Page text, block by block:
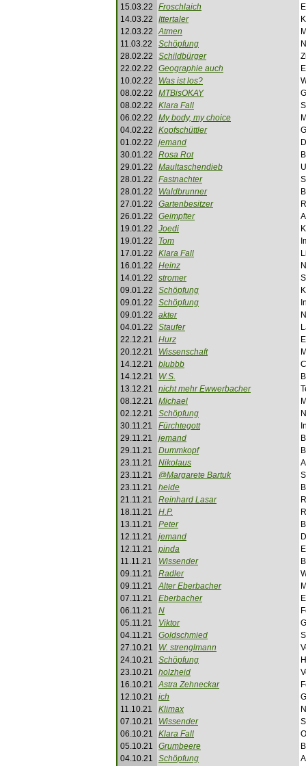
15.03.22
Froschlaich
14.03.22
Ittertaler
12.03.22
Atmen
11.03.22
Schöpfung
28.02.22
Schildbürger
22.02.22
Geographie auch
10.02.22
Was ist los?
08.02.22
MTBisOKAY
08.02.22
Klara Fall
06.02.22
My body, my choice
04.02.22
Kopfschüttler
01.02.22
jemand
30.01.22
Rosa Rot
29.01.22
Maultaschendieb
28.01.22
Fastnachter
28.01.22
Waldbrunner
27.01.22
Gartenbesitzer
26.01.22
Geimpfter
19.01.22
Joedi
19.01.22
Tom
17.01.22
Klara Fall
16.01.22
Heinz
14.01.22
stromer
09.01.22
Schöpfung
09.01.22
Schöpfung
09.01.22
akter
04.01.22
Staufer
22.12.21
Hurz
20.12.21
Wissenschaft
14.12.21
blubbb
14.12.21
W.S.
13.12.21
nicht mehr Ewwerbacher
08.12.21
Michael
02.12.21
Schöpfung
30.11.21
Fürchtegott
29.11.21
jemand
29.11.21
Dummkopf
23.11.21
Nikolaus
23.11.21
@Margarete Bartuk
23.11.21
heide
21.11.21
Reinhard Lasar
18.11.21
H.P.
13.11.21
Peter
12.11.21
jemand
12.11.21
pinda
11.11.21
Wissender
09.11.21
Radler
09.11.21
Alter Eberbacher
07.11.21
Eberbacher
06.11.21
N
05.11.21
Viktor
04.11.21
Goldschmied
27.10.21
W. strenglmann
24.10.21
Schöpfung
23.10.21
holzheid
16.10.21
Astra Zehneckar
12.10.21
ich
11.10.21
Klimax
07.10.21
Wissender
06.10.21
Klara Fall
05.10.21
Grumbeere
04.10.21
Schöpfung